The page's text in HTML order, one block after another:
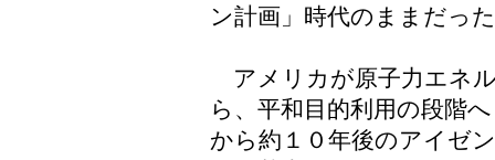
ン計画」時代のままだっ
アメリカが原子力エネ
ら、平和目的利用の段階
から約１０年後のアイゼ